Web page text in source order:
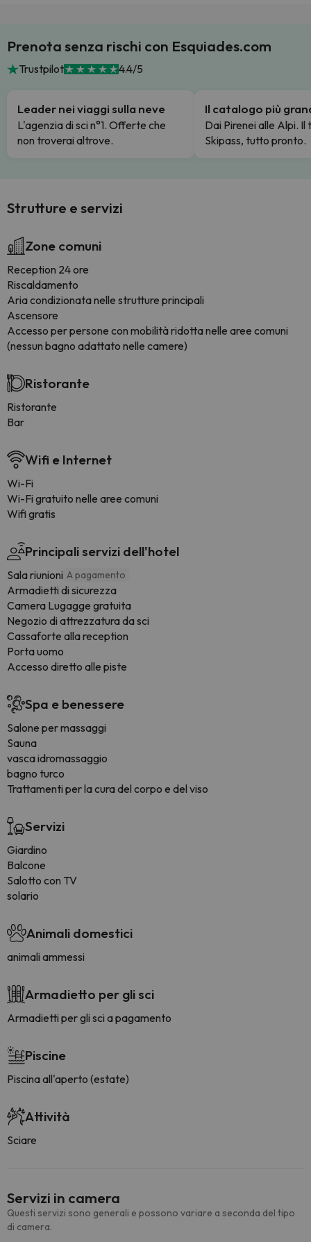
Prenota senza rischi con Esquiades.com
Trustpilot 4.4/5
Leader nei viaggi sulla neve
L'agenzia di sci n°1. Offerte che
non troverai altrove.
Il catalogo più
Dai Pirenei alle Alpi. Il
Skipass, tutto pronto.
Strutture e servizi
Zone comuni
Reception 24 ore
Riscaldamento
Aria condizionata nelle strutture principali
Ascensore
Accesso per persone con mobilità ridotta nelle aree comuni
(nessun bagno adattato nelle camere)
Ristorante
Ristorante
Bar
Wifi e Internet
Wi-Fi
Wi-Fi gratuito nelle aree comuni
Wifi gratis
Principali servizi dell'hotel
Sala riunioni A pagamento
Armadietti di sicurezza
Camera Lugagge gratuita
Negozio di attrezzatura da sci
Cassaforte alla reception
Porta uomo
Accesso diretto alle piste
Spa e benessere
Salone per massaggi
Sauna
vasca idromassaggio
bagno turco
Trattamenti per la cura del corpo e del viso
Servizi
Giardino
Balcone
Salotto con TV
solario
Animali domestici
animali ammessi
Armadietto per gli sci
Armadietti per gli sci a pagamento
Piscine
Piscina all'aperto (estate)
Attività
Sciare
Servizi in camera
Questi servizi sono generali e possono variare a seconda del tipo
di camera.